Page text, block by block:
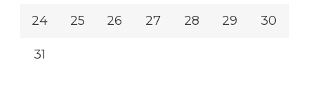
24 25 26 27 28 29 30
31